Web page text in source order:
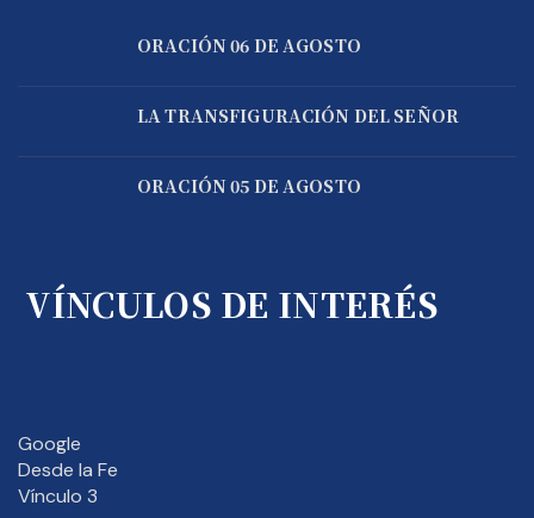
ORACIÓN 06 DE AGOSTO
LA TRANSFIGURACIÓN DEL SEÑOR
ORACIÓN 05 DE AGOSTO
VÍNCULOS DE INTERÉS
Google
Desde la Fe
Vínculo 3